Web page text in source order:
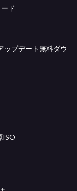
ド
ップデート無料ダウ
ISO